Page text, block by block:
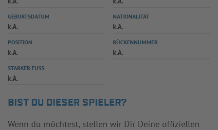
SPIELPLUS
GEBURTSDATUM
k.A.
NATIONALITÄT
k.A.
POSITION
k.A.
RÜCKENNUMMER
k.A.
STARKER FUSS
k.A.
BIST DU DIESER SPIELER?
Wenn du möchtest, stellen wir Dir Deine offiziellen